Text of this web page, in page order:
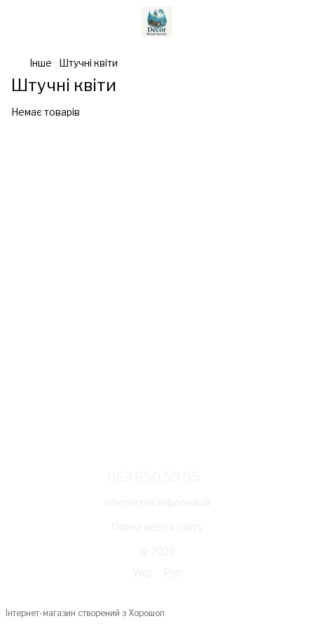
Інше Штучні квіти
Штучні квіти
Немає товарів
Контактна інформація
Повна версія сайту
© 2026
Укр Рус
Інтернет-магазин створений з Хорошоп